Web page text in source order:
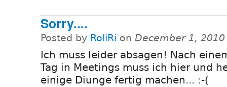
Sorry....
Posted by RoliRi on December 1,
Ich muss leider absagen! Nach
Tag in Meetings muss ich hier und
einige Diunge fertig machen... :-(